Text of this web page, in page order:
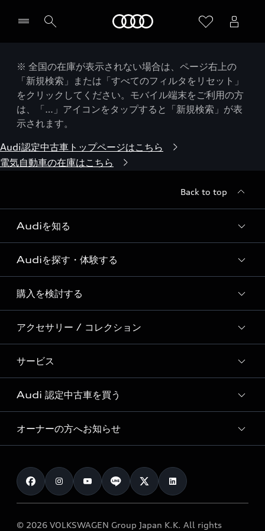
※ 全国の在庫が表示されない場合は、ページ右上の
「新規検索」または「すべてのフィルタをリセット」
をクリックしてください。モバイル端末をご利用の方
は、「…」アイコンをタップすると「新規検索」が表
示されます。
Audi認定中古車トップページはこちら
電気自動車の在庫はこちら
Back to top
Audiを知る
Audi ブランド
Story of Progress
Audi Sport
Formula 1®
デジタルサービス
Audiを探す・体験する
ディーラー検索
新車在庫検索
試乗車・展示車検索
見積り依頼
試乗予約
購入を検討する
モデル一覧
特別仕様モデル / 限定モデル
e-tronラインアップ
価格シミュレーション
車両比較
カタログ一覧
アクセサリー / コレクション
純正アクセサリー
オンラインショップ
Audi collection
アウディナビアプリ
サービス
サービス入庫予約
サービスプログラム
メンテナンス
車検 / 定期点検
e-tronアフターサポート
Audi 認定中古車を買う
Audi認定中古車
クオリティ
保証
メンテナンス
オーナーの方へお知らせ
お知らせ
オーナー様向けキャンペーン
© 2026 VOLKSWAGEN Group Japan K.K. All rights